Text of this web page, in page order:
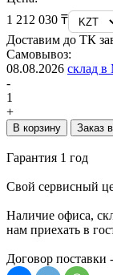
1 212 030 ₸
Доставим до ТК
Самовывоз:
08.08.2026 склад в
-
1
+
В корзину Заказ
Гарантия 1 год
Свой сервисный
Наличие офиса,
нам приехать в
Договор поставки